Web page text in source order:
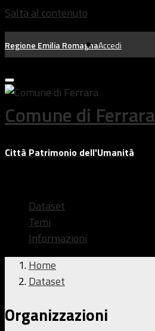
Salta al contenuto
Regione Emilia RomagnaAccedi
Comune di Ferrara
Città Patrimonio dell'Umanità
Dataset
Temi
Informazioni
Home
Dataset
Organizzazioni